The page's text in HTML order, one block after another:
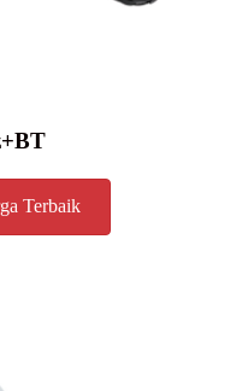
Terbaik